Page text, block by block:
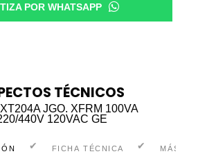
POR WHATSAPP
TÉCNICOS
JGO. XFRM 100VA
440V 120VAC GE
FICHA TÉCNICA MÁS